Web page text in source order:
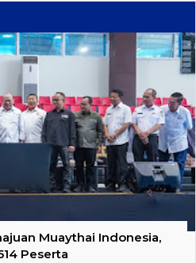
Muaythai Indonesia,
Peserta